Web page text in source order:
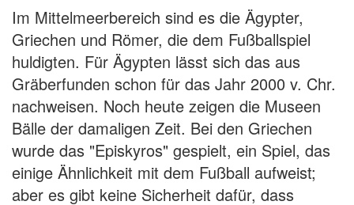
Im Mittelmeerbereich sind es die Ägypter,
Griechen und Römer, die dem Fußballspiel
huldigten. Für Ägypten lässt sich das aus
Gräberfunden schon für das Jahr 2000 v. Chr.
nachweisen. Noch heute zeigen die Museen
Bälle der damaligen Zeit. Bei den Griechen
wurde das "Episkyros" gespielt, ein Spiel, das
einige Ähnlichkeit mit dem Fußball aufweist;
aber es gibt keine Sicherheit dafür, dass